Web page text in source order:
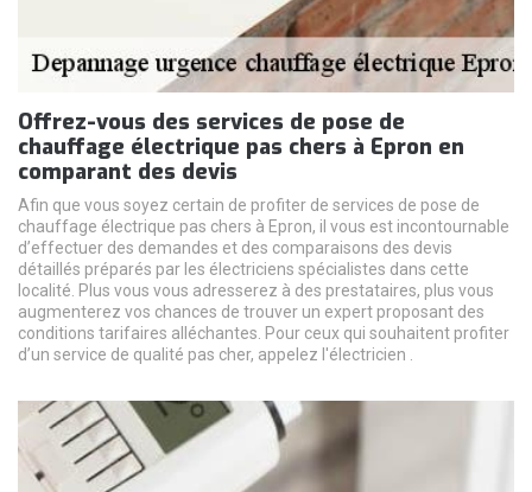
Offrez-vous des services de pose de
chauffage électrique pas chers à Epron en
comparant des devis
Afin que vous soyez certain de profiter de services de pose de
chauffage électrique pas chers à Epron, il vous est incontournable
d’effectuer des demandes et des comparaisons des devis
détaillés préparés par les électriciens spécialistes dans cette
localité. Plus vous vous adresserez à des prestataires, plus vous
augmenterez vos chances de trouver un expert proposant des
conditions tarifaires alléchantes. Pour ceux qui souhaitent profiter
d’un service de qualité pas cher, appelez l'électricien .